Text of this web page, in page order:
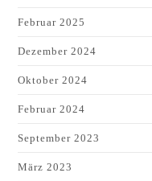
Februar 2025
Dezember 2024
Oktober 2024
Februar 2024
September 2023
März 2023